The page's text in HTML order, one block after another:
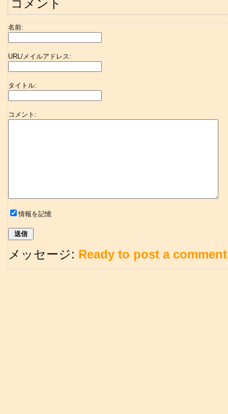
コメント
名前:
URL/メイルアドレス:
タイトル:
コメント:
情報を記憶
メッセージ: Ready to post a